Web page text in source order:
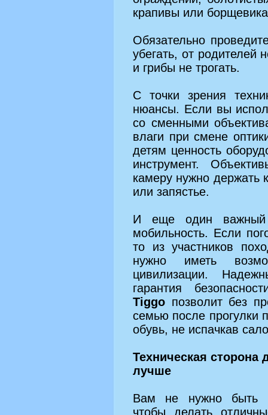
крапивы или
Обязательно
убегать, от родителей
и грибы не трогать.
С точки зрения
нюансы. Если вы
со сменными
влаги при смене
детям ценность
инструмент.
камеру нужно держать
или запястье.
И еще один важный
мобильность. Если
то из участников
нужно иметь
цивилизации.
гарантия
Tiggo позволит без
семью после
обувь, не испачкав
Техническая сторона
лучше
Вам не нужно быть
чтобы делать